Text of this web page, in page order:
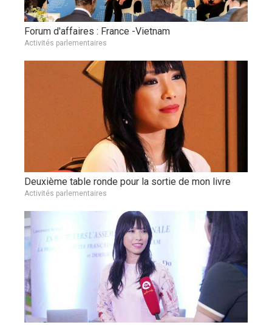
Forum d'affaires : France -Vietnam
Activités parlementaires
Deuxième table ronde pour la sortie de mon livre
Activités parlementaires